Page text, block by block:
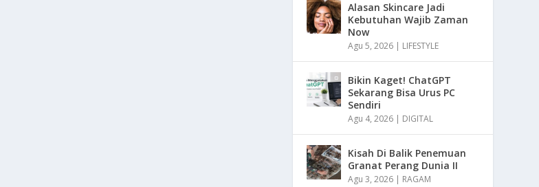
Alasan Skincare Jadi
Kebutuhan Wajib Zaman
Now
Agu 5, 2026 | LIFESTYLE
Bikin Kaget! ChatGPT
Sekarang Bisa Urus PC
Sendiri
Agu 4, 2026 | DIGITAL
Kisah Di Balik Penemuan
Granat Perang Dunia II
Agu 3, 2026 | RAGAM